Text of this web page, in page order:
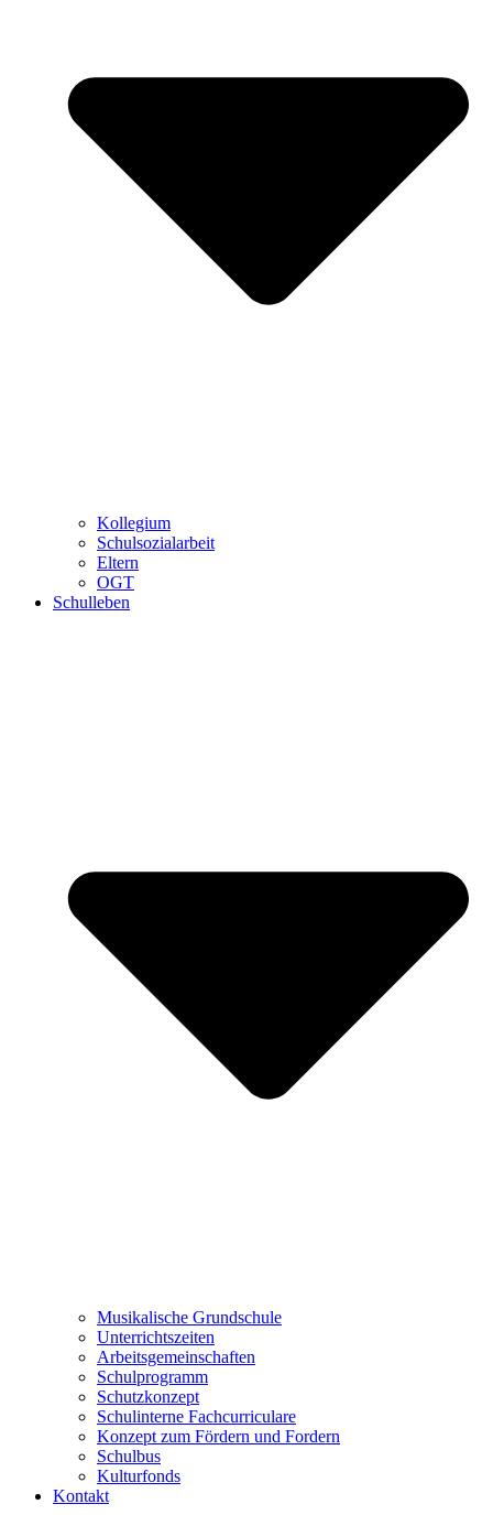
Kollegium
Schulsozialarbeit
Eltern
OGT
Schulleben
Musikalische Grundschule
Unterrichtszeiten
Arbeitsgemeinschaften
Schulprogramm
Schutzkonzept
Schulinterne Fachcurriculare
Konzept zum Fördern und Fordern
Schulbus
Kulturfonds
Kontakt